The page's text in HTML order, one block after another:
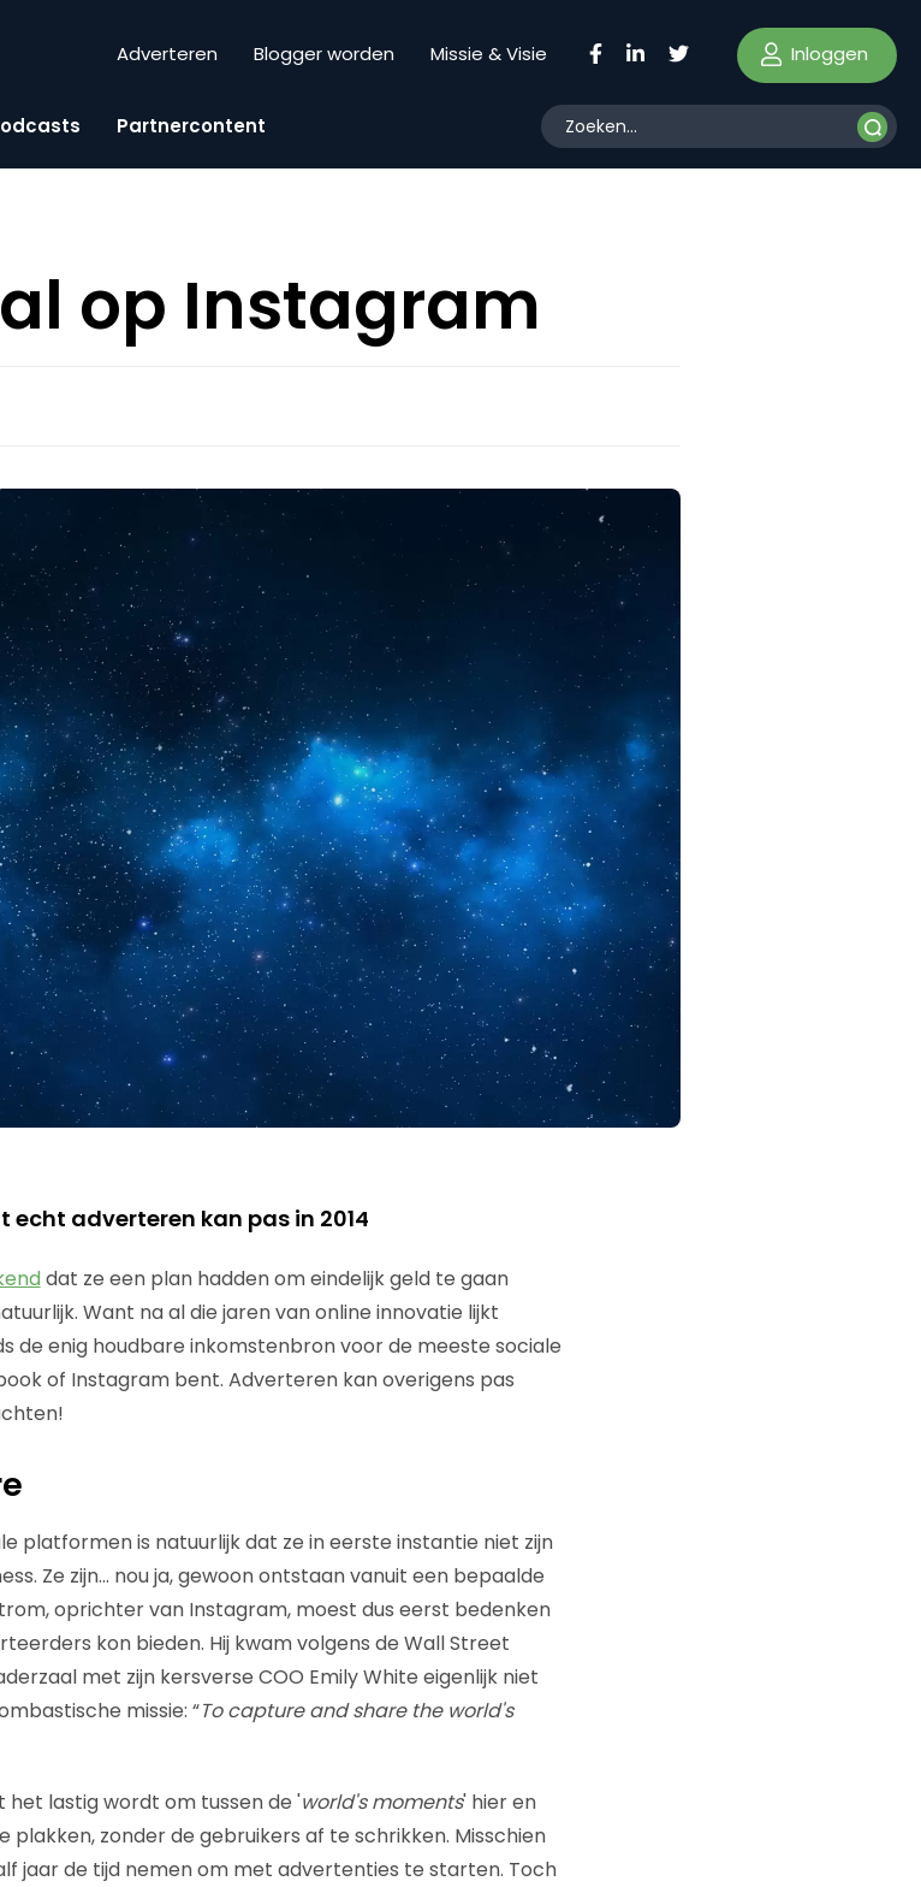
Adverteren Blogger worden Missie & Visie Inloggen
Partnercontent
op Instagram
echt adverteren kan pas in 2014
dat ze een plan hadden om eindelijk geld te gaan
Want na al die jaren van online innovatie lijkt
de enig houdbare inkomstenbron voor de meeste sociale
of Instagram bent. Adverteren kan overigens pas
platformen is natuurlijk dat ze in eerste instantie niet zijn
Ze zijn… nou ja, gewoon ontstaan vanuit een bepaalde
oprichter van Instagram, moest dus eerst bedenken
kon bieden. Hij kwam volgens de Wall Street
met zijn kersverse COO Emily White eigenlijk niet
missie: “To capture and share the world's
het lastig wordt om tussen de 'world's moments' hier en
zonder de gebruikers af te schrikken. Misschien
jaar de tijd nemen om met advertenties te starten. Toch